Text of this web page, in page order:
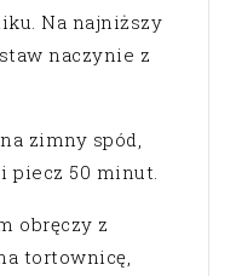
Na najniższy
naczynie z
zimny spód,
piecz 50 minut.
obręczy z
tortownicę,